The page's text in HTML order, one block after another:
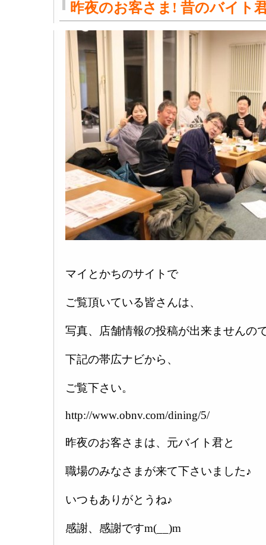
昨夜のお客さま! 昔のバイト
マイとかちのサイトで
ご覧頂いている皆さんは、
写真、店舗情報の投稿が出来ませんの
下記の帯広ナビから、
ご覧下さい。
http://www.obnv.com/dining/5/
昨夜のお客さまは、元バイト君と
職場のみなさまが来て下さいました♪
いつもありがとうね♪
感謝、感謝ですm(__)m